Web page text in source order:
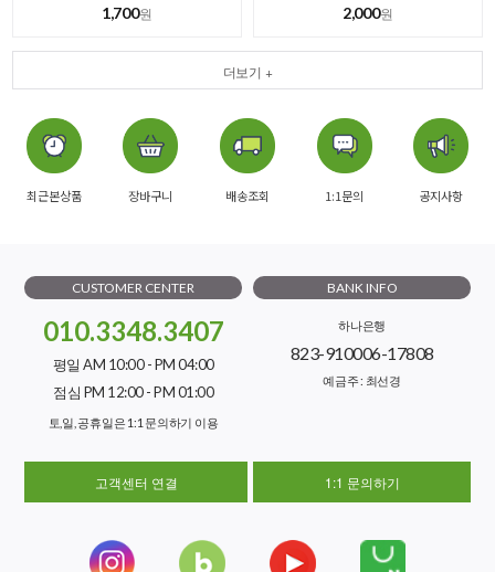
1,700원
2,000원
더보기 +
최근본상품 장바구니 배송조회 1:1문의 공지사항
CUSTOMER CENTER
010.3348.3407
평일 AM 10:00 - PM 04:00
점심 PM 12:00 - PM 01:00
토,일, 공휴일은 1:1 문의하기 이용
BANK INFO
하나은행
823-910006-17808
예금주 : 최선경
고객센터 연결 1:1 문의하기